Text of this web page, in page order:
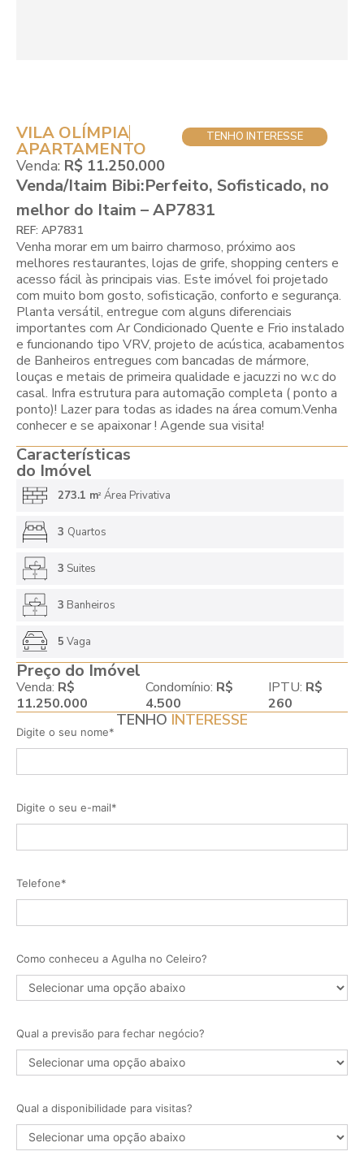
VILA OLÍMPIA
APARTAMENTO
Venda: R$ 11.250.000
TENHO INTERESSE
Venda/Itaim Bibi:Perfeito, Sofisticado, no
melhor do Itaim – AP7831
REF: AP7831
Venha morar em um bairro charmoso, próximo aos
melhores restaurantes, lojas de grife, shopping centers e
acesso fácil às principais vias. Este imóvel foi projetado
com muito bom gosto, sofisticação, conforto e segurança.
Planta versátil, entregue com alguns diferenciais
importantes com Ar Condicionado Quente e Frio instalado
e funcionando tipo VRV, projeto de acústica, acabamentos
de Banheiros entregues com bancadas de mármore,
louças e metais de primeira qualidade e jacuzzi no w.c do
casal. Infra estrutura para automação completa ( ponto a
ponto)! Lazer para todas as idades na área comum.Venha
conhecer e se apaixonar ! Agende sua visita!
Características
do Imóvel
273.1 m2 Área Privativa
3 Quartos
3 Suites
3 Banheiros
5 Vaga
Preço do Imóvel
Venda: R$
11.250.000
Condomínio: R$
4.500
IPTU: R$
260
TENHO INTERESSE
Digite o seu nome*
Digite o seu e-mail*
Telefone*
Como conheceu a Agulha no Celeiro?
Qual a previsão para fechar negócio?
Qual a disponibilidade para visitas?